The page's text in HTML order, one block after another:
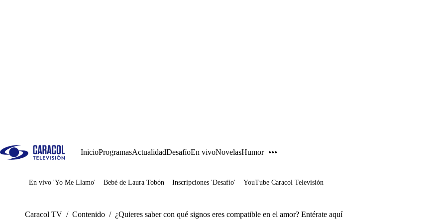
InicioProgramasActualidadDesafíoEn vivoNovelasHumor
Juegos
En vivo 'Yo Me Llamo' Bebé de Laura Tobón Inscripciones 'Desafío' YouTube Caracol Televisión
Caracol TV / Contenido / ¿Quieres saber con qué signos eres compatible en el amor? Entérate aquí